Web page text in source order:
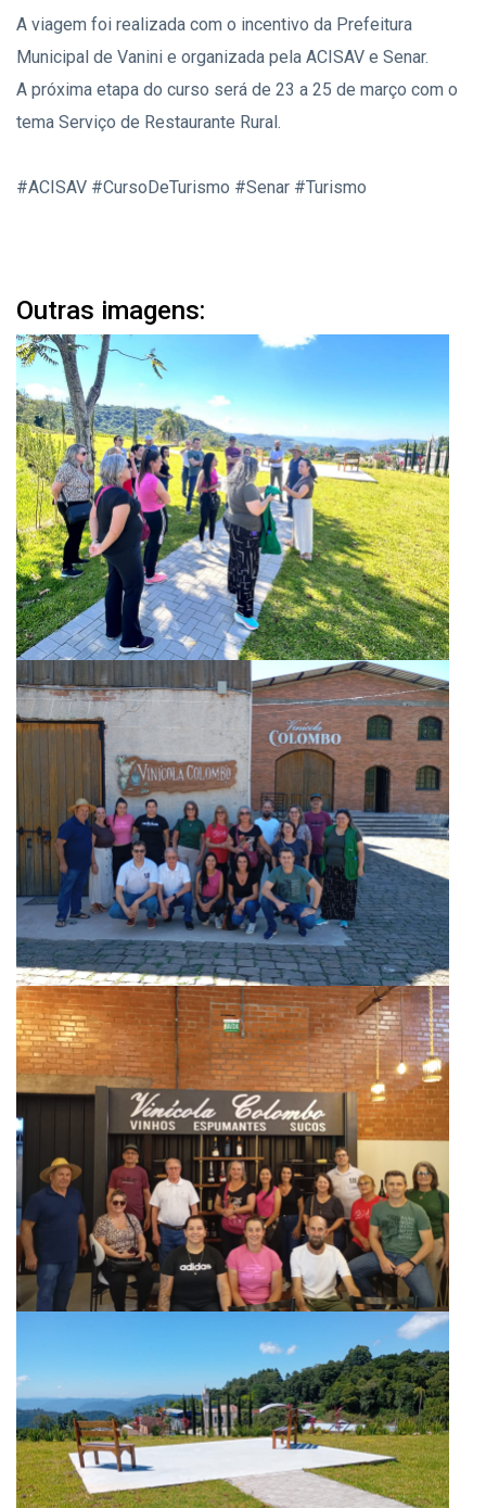
A viagem foi realizada com o incentivo da Prefeitura
Municipal de Vanini e organizada pela ACISAV e Senar.
A próxima etapa do curso será de 23 a 25 de março com o
tema Serviço de Restaurante Rural.
#ACISAV #CursoDeTurismo #Senar #Turismo
Outras imagens: